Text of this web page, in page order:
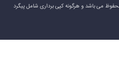
می باشد و هرگونه کپی برداری شامل پیگرد